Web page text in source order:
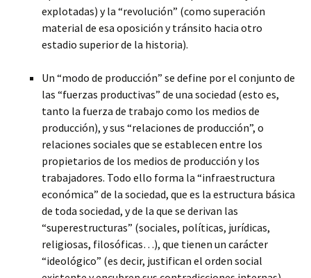
explotadas) y la “revolución” (como superación
material de esa oposición y tránsito hacia otro
estadio superior de la historia).
Un “modo de producción” se define por el conjunto de
las “fuerzas productivas” de una sociedad (esto es,
tanto la fuerza de trabajo como los medios de
producción), y sus “relaciones de producción”, o
relaciones sociales que se establecen entre los
propietarios de los medios de producción y los
trabajadores. Todo ello forma la “infraestructura
económica” de la sociedad, que es la estructura básica
de toda sociedad, y de la que se derivan las
“superestructuras” (sociales, políticas, jurídicas,
religiosas, filosóficas…), que tienen un carácter
“ideológico” (es decir, justifican el orden social